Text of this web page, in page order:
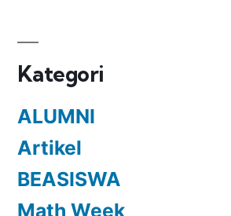
Kategori
ALUMNI
Artikel
BEASISWA
Math Week